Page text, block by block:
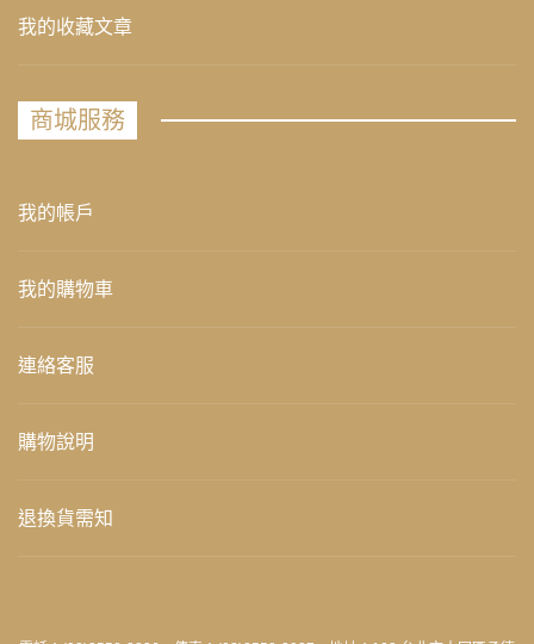
我的收藏文章
商城服務
我的帳戶
我的購物車
連絡客服
購物說明
退換貨需知